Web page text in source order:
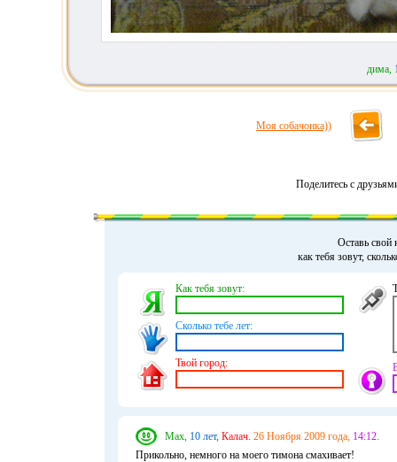
дима,
Моя собачонка))
Поделитесь с
Оставь свой
как тебя зовут,
Как тебя зовут:
Сколько тебе лет:
Твой город:
Мах, 10 лет, Калач. 26 Ноября 2009 года, 14:12.
Прикольно, немного на моего тимона смахивает!